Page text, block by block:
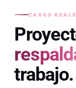
CASOS
trabajo.